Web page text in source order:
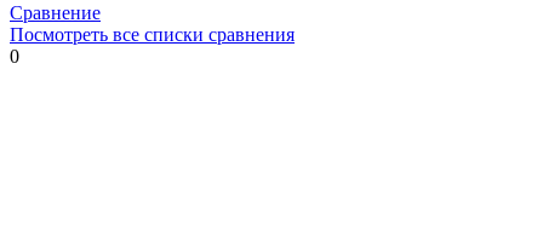
Сравнение
Посмотреть все списки сравнения
0